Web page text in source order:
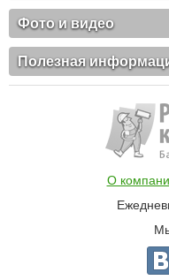
Фото и видео
Полезная
О